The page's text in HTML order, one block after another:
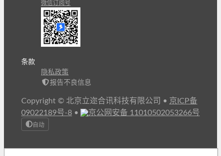
微信订阅号
条款
隐私政策
报告不良信息
Copyright © 北京立迩合讯科技有限公司 • 京ICP备
09022189号-8 • 京公网安备 11010502053266号
自动